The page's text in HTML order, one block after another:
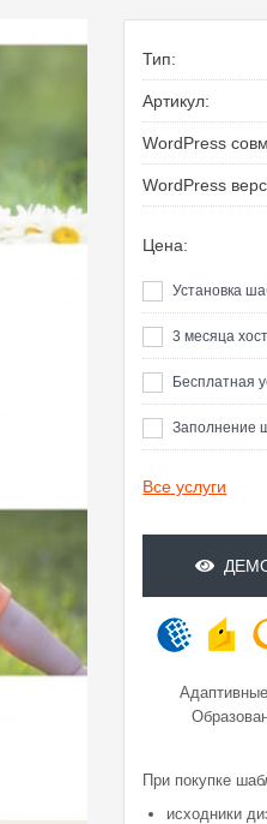
Тип:
Артикул:
WordPress
WordPress
Цена:
Установка
3 месяца
Бесплатная
Заполнение
Все услуги
При покупке
исходники